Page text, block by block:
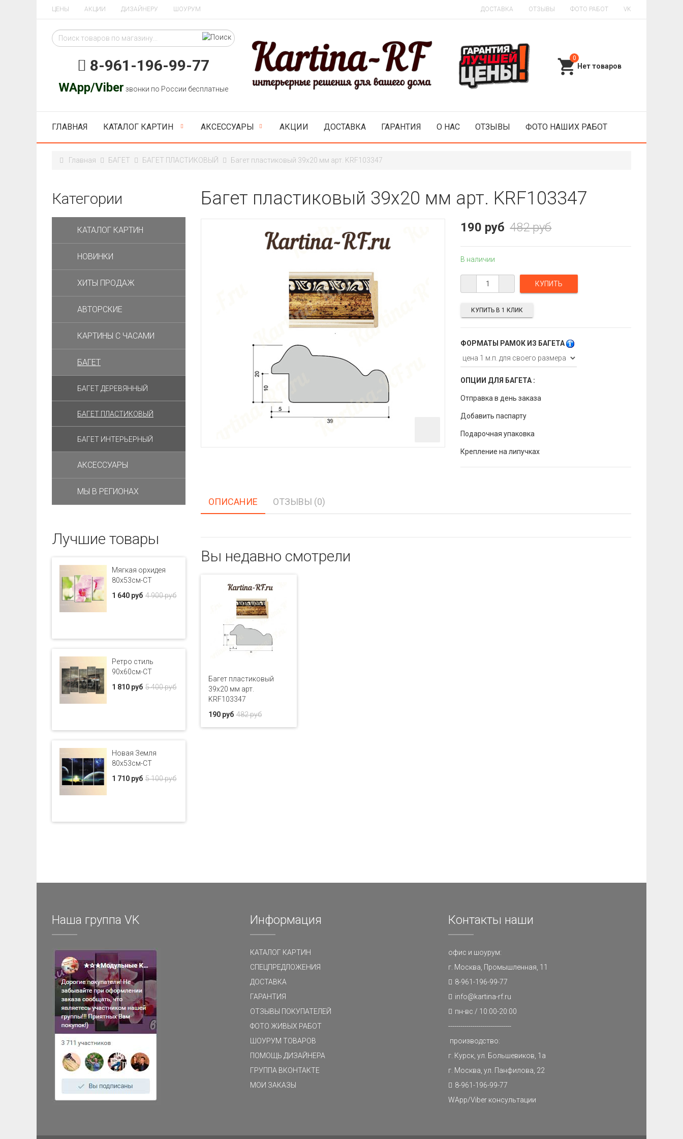
ЦЕНЫ АКЦИИ ДИЗАЙНЕРУ ШОУРУМ ДОСТАВКА ОТЗЫВЫ ФОТО РАБОТ VK
8-961-196-99-77
WApp/Viber звонки по России бесплатные
0
ГЛАВНАЯ КАТАЛОГ КАРТИН АКСЕССУАРЫ АКЦИИ ДОСТАВКА ГАРАНТИЯ О НАС ОТЗЫВЫ ФОТО НАШИХ РАБОТ
Главная БАГЕТ БАГЕТ ПЛАСТИКОВЫЙ Багет пластиковый 39х20 мм арт. KRF103347
Багет пластиковый 39х20 мм арт. KRF103347
482 руб
190 руб
В наличии
ФОРМАТЫ РАМОК ИЗ БАГЕТА
ОПЦИИ ДЛЯ БАГЕТА :
Отправка в день заказа
Добавить паспарту
Подарочная упаковка
Крепление на липучках
КУПИТЬ В 1 КЛИК
ОПИСАНИЕ ОТЗЫВЫ (0)
Вы недавно смотрели
Багет пластиковый
39х20 мм арт.
KRF103347
482 руб
190 руб
Категории
КАТАЛОГ КАРТИН
НОВИНКИ
ХИТЫ ПРОДАЖ
АВТОРСКИЕ
КАРТИНЫ С ЧАСАМИ
БАГЕТ
БАГЕТ ДЕРЕВЯННЫЙ
БАГЕТ ПЛАСТИКОВЫЙ
БАГЕТ ИНТЕРЬЕРНЫЙ
АКСЕССУАРЫ
МЫ В РЕГИОНАХ
Лучшие товары
Мягкая орхидея
80x53см-CT
4 900 руб
1 640 руб
Ретро стиль
90x60см-CT
5 400 руб
1 810 руб
Новая Земля
80x53см-CT
5 100 руб
1 710 руб
Наша группа VK Информация
КАТАЛОГ КАРТИН
СПЕЦПРЕДЛОЖЕНИЯ
ДОСТАВКА
ГАРАНТИЯ
ОТЗЫВЫ ПОКУПАТЕЛЕЙ
ФОТО ЖИВЫХ РАБОТ
ШОУРУМ ТОВАРОВ
ПОМОЩЬ ДИЗАЙНЕРА
ГРУППА ВКОНТАКТЕ
МОИ ЗАКАЗЫ
Контакты наши
офис и шоурум:
г. Москва, Промышленная, 11
8-961-196-99-77
info@kartina-rf.ru
пн-вс / 10:00-20:00
-------------------------------
производство:
г. Курск, ул. Большевиков, 1а
г. Москва, ул. Панфилова, 22
8-961-196-99-77
WApp/Viber консультации